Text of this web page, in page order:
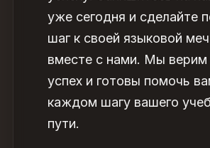
уже сегодня и сделайте
шаг к своей языковой
вместе с нами. Мы
успех и готовы помочь
каждом шагу вашего
пути.